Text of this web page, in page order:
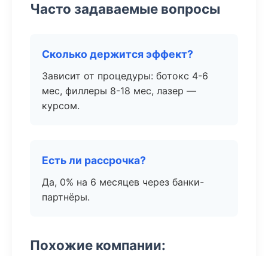
Часто задаваемые вопросы
Сколько держится эффект?
Зависит от процедуры: ботокс 4-6
мес, филлеры 8-18 мес, лазер —
курсом.
Есть ли рассрочка?
Да, 0% на 6 месяцев через банки-
партнёры.
Похожие компании: